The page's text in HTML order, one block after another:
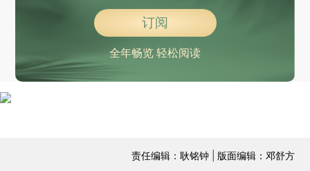
订阅
全年畅览 轻松阅读
责任编辑：耿铭钟 | 版面编辑：邓舒方